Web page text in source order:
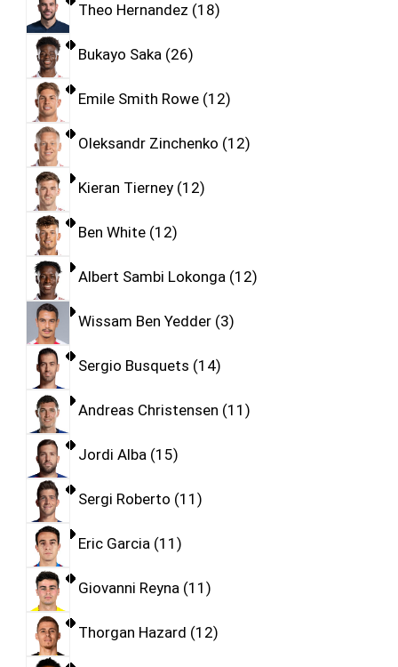
Theo Hernandez 18
Bukayo Saka 26
Emile Smith Rowe 12
Oleksandr Zinchenko 12
Kieran Tierney 12
Ben White 12
Albert Sambi Lokonga 12
Wissam Ben Yedder 3
Sergio Busquets 14
Andreas Christensen 11
Jordi Alba 15
Sergi Roberto 11
Eric Garcia 11
Giovanni Reyna 11
Thorgan Hazard 12